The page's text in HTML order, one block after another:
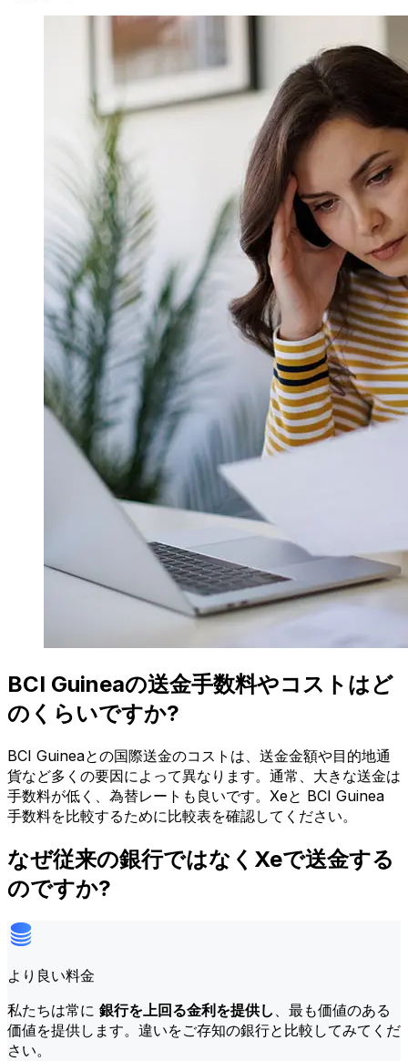
BCI Guineaの送金手数料やコストはど
のくらいですか?
BCI Guineaとの国際送金のコストは、送金金額や目的地通
貨など多くの要因によって異なります。通常、大きな送金は
手数料が低く、為替レートも良いです。Xeと BCI Guinea
手数料を比較するために比較表を確認してください。
なぜ従来の銀行ではなくXeで送金する
のですか?
より良い料金
私たちは常に 銀行を上回る金利を提供し 、最も価値のある
価値を提供します。違いをご存知の銀行と比較してみてくだ
さい。